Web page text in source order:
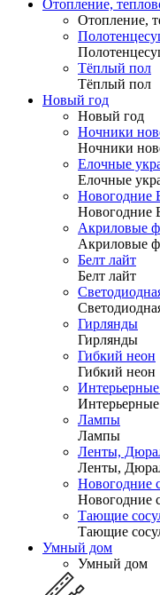
Отопление,
Отопление,
Тёплый пол
Тёплый пол
Новый год
Новый год
Ночники
Ночники
Елочные
Елочные
Новогодние
Новогодние
Акриловые
Акриловые
Белт лайт
Белт лайт
Гирлянды
Гирлянды
Гибкий неон
Гибкий неон
Лампы
Лампы
Ленты,
Ленты,
Новогодние
Новогодние
Тающие
Тающие
Умный дом
Умный дом